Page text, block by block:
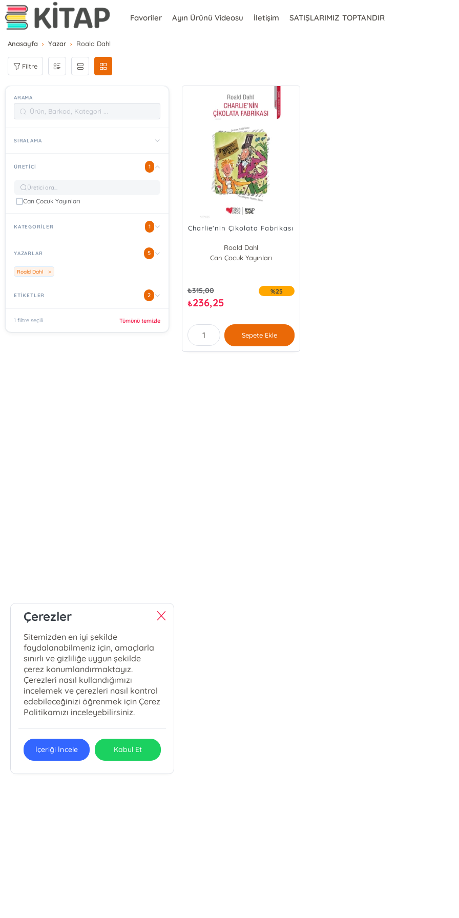
Favoriler Ayın Ürünü Videosu İletişim SATIŞLARIMIZ TOPTANDIR
Anasayfa Yazar Roald Dahl
Filtre
ARAMA
SIRALAMA
ÜRETICI 1
Can Çocuk Yayınları
KATEGORİLER 1
YAZARLAR 5
Roald Dahl
ETİKETLER 2
1 filtre seçili Tümünü temizle
Charlie'nin Çikolata Fabrikası
Roald Dahl
Can Çocuk Yayınları
₺315,00
₺236,25
%25
Sepete Ekle
Çerezler
Sitemizden en iyi şekilde
faydalanabilmeniz için, amaçlarla
sınırlı ve gizliliğe uygun şekilde
çerez konumlandırmaktayız.
Çerezleri nasıl kullandığımızı
incelemek ve çerezleri nasıl kontrol
edebileceğinizi öğrenmek için Çerez
Politikamızı inceleyebilirsiniz.
İçeriği İncele Kabul Et